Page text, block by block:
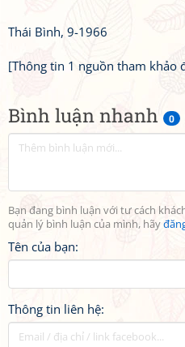
Bình luận nhanh 0
Bạn đang bình luận với tư cách
quản lý bình luận của mình, hãy
Tên của bạn:
Thông tin liên hệ:
Thái Bình, 9-1966
[Thông tin 1 nguồn tham khảo